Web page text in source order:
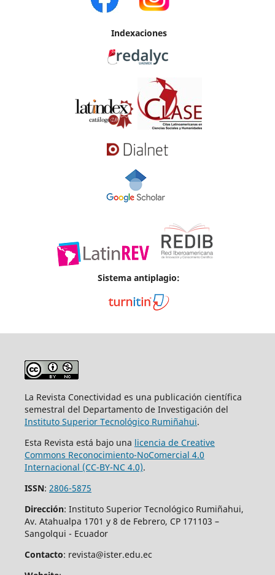
Indexaciones
Sistema antiplagio:
La Revista Conectividad es una publicación científica
semestral del Departamento de Investigación del
Instituto Superior Tecnológico Rumiñahui.
Esta Revista está bajo una licencia de Creative
Commons Reconocimiento-NoComercial 4.0
Internacional (CC-BY-NC 4.0).
ISSN: 2806-5875
Dirección: Instituto Superior Tecnológico Rumiñahui,
Av. Atahualpa 1701 y 8 de Febrero, CP 171103 –
Sangolqui - Ecuador
Contacto: revista@ister.edu.ec